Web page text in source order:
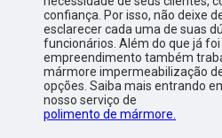
confiança. Por isso, não deixe
esclarecer cada uma de suas
funcionários. Além do que já
empreendimento também
mármore impermeabilização
opções. Saiba mais entrando
nosso serviço de
polimento de mármore.